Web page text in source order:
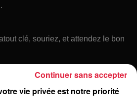
clé, souriez, et attendez le bon
vie privée est notre priorité
Continuer sans accepter